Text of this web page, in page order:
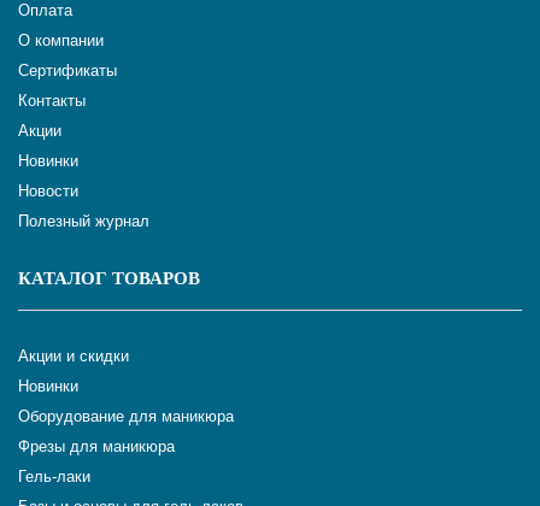
Оплата
О компании
Сертификаты
Контакты
Акции
Новинки
Новости
Полезный журнал
КАТАЛОГ ТОВАРОВ
Акции и скидки
Новинки
Оборудование для маникюра
Фрезы для маникюра
Гель-лаки